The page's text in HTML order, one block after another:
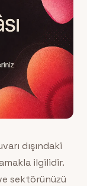
dışındaki
ilgilidir.
sektörünüzü